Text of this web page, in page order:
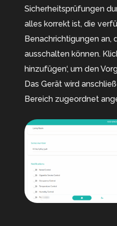
Sicherheitsprüfungen
alles korrekt ist, die
Benachrichtigungen an,
ausschalten können.
hinzufügen‘, um den
Das Gerät wird
Bereich zugeordnet